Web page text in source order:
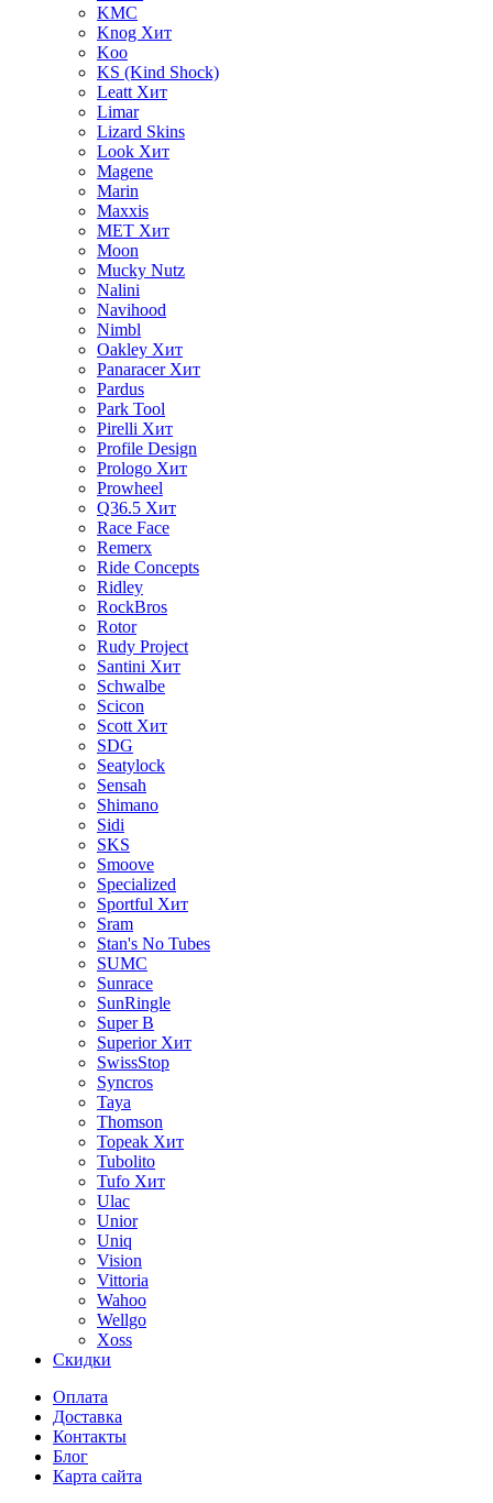
KMC
Knog Хит
Koo
KS (Kind Shock)
Leatt Хит
Limar
Lizard Skins
Look Хит
Magene
Marin
Maxxis
MET Хит
Moon
Mucky Nutz
Nalini
Navihood
Nimbl
Oakley Хит
Panaracer Хит
Pardus
Park Tool
Pirelli Хит
Profile Design
Prologo Хит
Prowheel
Q36.5 Хит
Race Face
Remerx
Ride Concepts
Ridley
RockBros
Rotor
Rudy Project
Santini Хит
Schwalbe
Scicon
Scott Хит
SDG
Seatylock
Sensah
Shimano
Sidi
SKS
Smoove
Specialized
Sportful Хит
Sram
Stan's No Tubes
SUMC
Sunrace
SunRingle
Super B
Superior Хит
SwissStop
Syncros
Taya
Thomson
Topeak Хит
Tubolito
Tufo Хит
Ulac
Unior
Uniq
Vision
Vittoria
Wahoo
Wellgo
Xoss
Скидки
Оплата
Доставка
Контакты
Блог
Карта сайта